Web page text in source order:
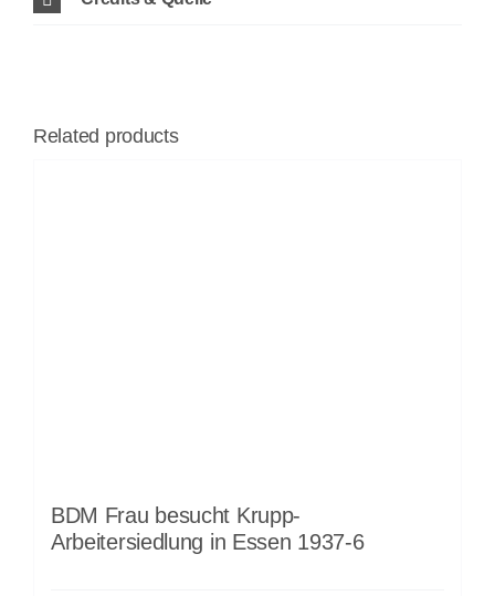
Related products
BDM Frau besucht Krupp-
Arbeitersiedlung in Essen 1937-6